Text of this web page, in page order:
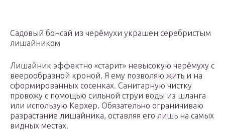
Садовый бонсай из черёмухи украшен серебристым
лишайником
Лишайник эффектно «старит» невысокую черёмуху с
веерообразной кроной. Я ему позволяю жить и на
сформированных сосенках. Санитарную чистку
провожу с помощью сильной струи воды из шланга
или использую Керхер. Обязательно ограничиваю
разрастание лишайника, оставляя его лишь на самых
видных местах.